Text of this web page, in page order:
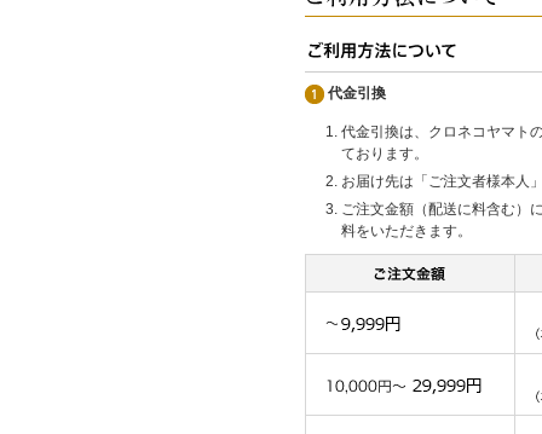
代金引換
代金引換は、クロネコヤマト
ております。
お届け先は「ご注文者様本人
ご注文金額（配送に料含む）
料をいただきます。